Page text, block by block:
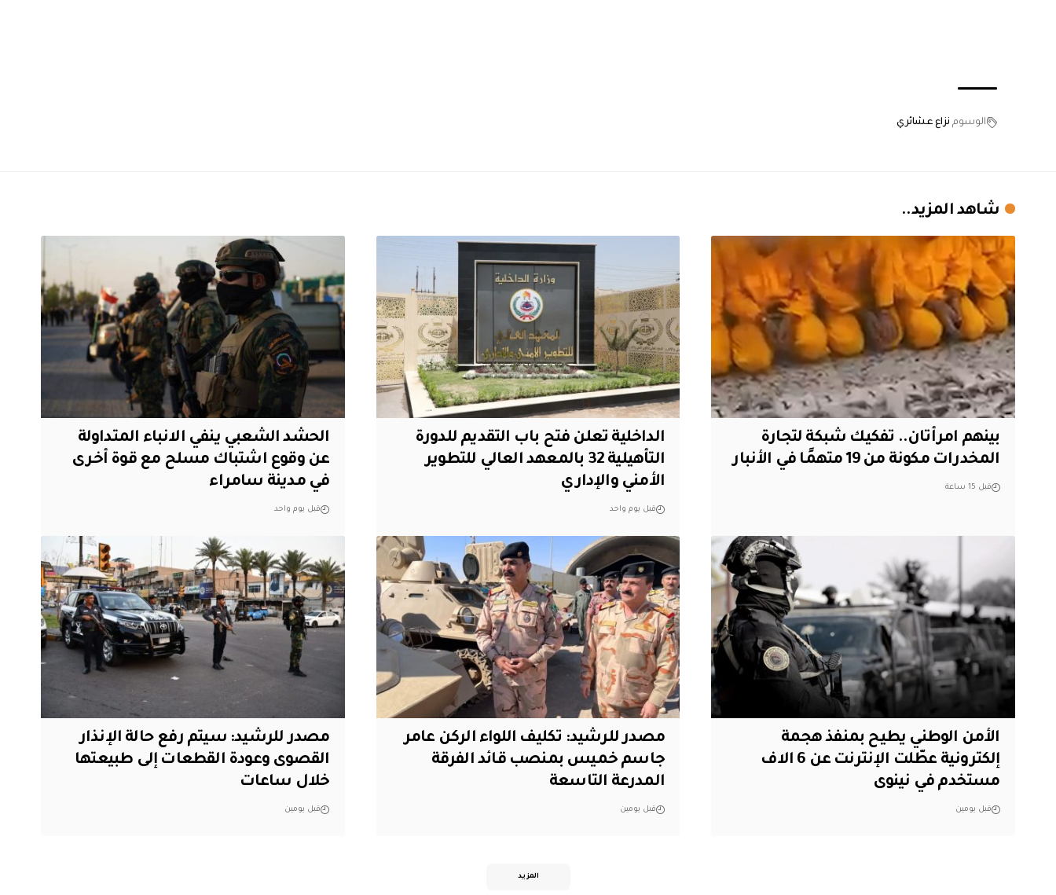
الوسوم نزاع عشائري
شاهد المزيد..
بينهم امرأتان.. تفكيك شبكة لتجارة
المخدرات مكونة من 19 متهمًا في الأنبار
قبل 15 ساعة
الداخلية تعلن فتح باب التقديم للدورة
التأهيلية 32 بالمعهد العالي للتطوير
الأمني والإداري
قبل يوم واحد
الحشد الشعبي ينفي الانباء المتداولة
عن وقوع اشتباك مسلح مع قوة أخرى
في مدينة سامراء
قبل يوم واحد
الأمن الوطني يطيح بمنفذ هجمة
إلكترونية عطّلت الإنترنت عن 6 الاف
مستخدم في نينوى
قبل يومين
مصدر للرشيد: تكليف اللواء الركن عامر
جاسم خميس بمنصب قائد الفرقة
المدرعة التاسعة
قبل يومين
مصدر للرشيد: سيتم رفع حالة الإنذار
القصوى وعودة القطعات إلى طبيعتها
خلال ساعات
قبل يومين
المزيد